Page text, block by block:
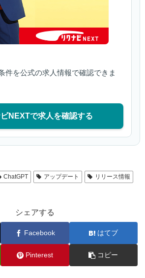
件を公式の求人情報で確認できま
NEXTで求人を確認する
ChatGPT アップデート
リリース情報
シェアする
Facebook はてブ
Pinterest コピー